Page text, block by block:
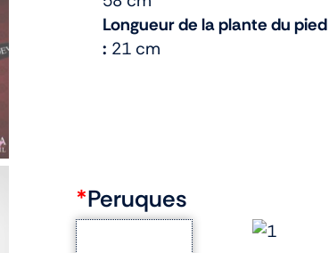
Longueur de la plante du pied
: 21 cm
*Peruques